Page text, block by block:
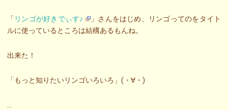
「 リンゴが好きでぃす♪
」さんをはじめ、リンゴってのをタイト
ルに使っているところは結構あるもんね。
出来た！
「もっと知りたいリンゴいろいろ」(・∀・)